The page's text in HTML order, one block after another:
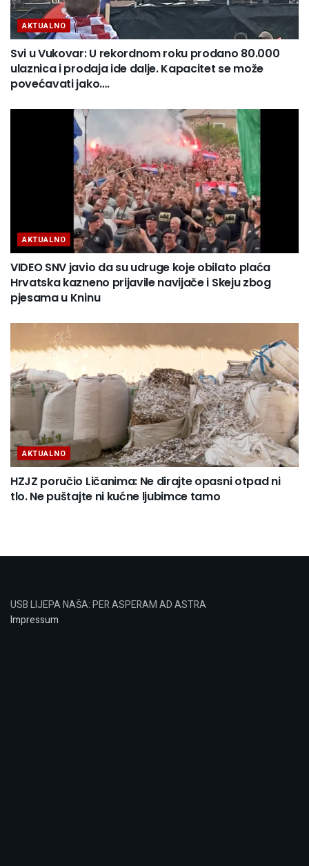
AKTUALNO
Svi u Vukovar: U rekordnom roku prodano 80.000
ulaznica i prodaja ide dalje. Kapacitet se može
povećavati jako….
AKTUALNO
VIDEO SNV javio da su udruge koje obilato plaća
Hrvatska kazneno prijavile navijače i Skeju zbog
pjesama u Kninu
AKTUALNO
HZJZ poručio Ličanima: Ne dirajte opasni otpad ni
tlo. Ne puštajte ni kućne ljubimce tamo
USB LIJEPA NAŠA: PER ASPERAM AD ASTRA
Impressum